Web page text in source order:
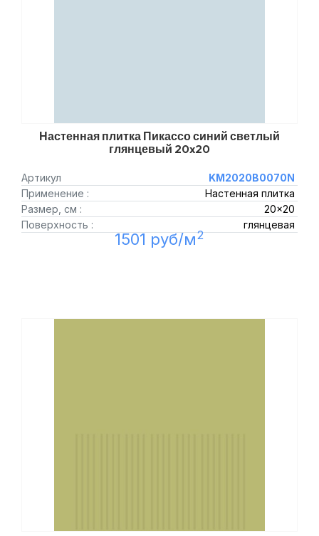
Настенная плитка Пикассо синий светлый
глянцевый 20x20
Артикул
KM2020B0070N
Применение :
Настенная плитка
Размер, см :
20x20
Поверхность :
глянцевая
1501 руб/м2